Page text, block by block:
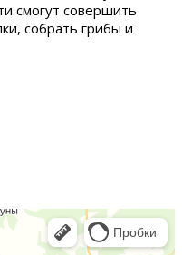
смогут совершить
собрать грибы и